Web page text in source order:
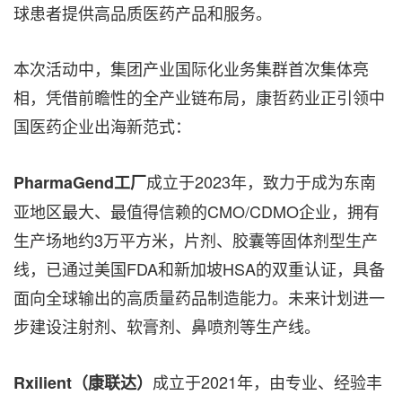
球患者提供高品质医药产品和服务。
本次活动中，集团产业国际化业务集群首次集体亮
相，凭借前瞻性的全产业链布局，康哲药业正引领中
国医药企业出海新范式：
PharmaGend工厂成立于2023年，致力于成为东南
亚地区最大、最值得信赖的CMO/CDMO企业，拥有
生产场地约3万平方米，片剂、胶囊等固体剂型生产
线，已通过美国FDA和新加坡HSA的双重认证，具备
面向全球输出的高质量药品制造能力。未来计划进一
步建设注射剂、软膏剂、鼻喷剂等生产线。
Rxilient（康联达） 成立于2021年，由专业、经验丰